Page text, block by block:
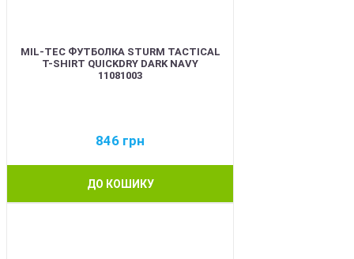
MIL-TEC ФУТБОЛКА STURM TACTICAL
T-SHIRT QUICKDRY DARK NAVY
11081003
846 грн
ДО КОШИКУ